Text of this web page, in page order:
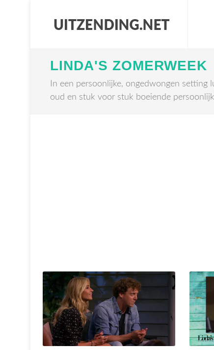
LINDA'S ZOMERWEEK
In een persoonlijke, ongedwongen
oud en stuk voor stuk boeiende